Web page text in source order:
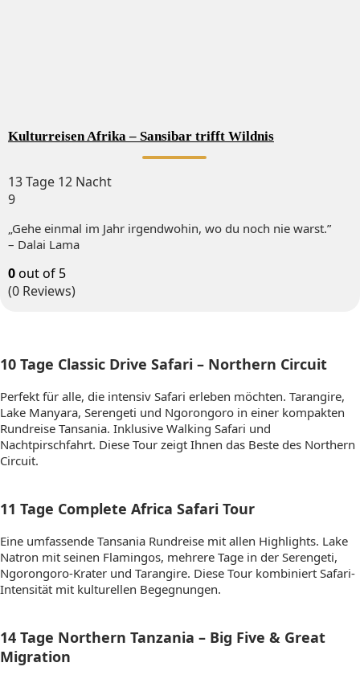
Kulturreisen Afrika – Sansibar trifft Wildnis
13 Tage 12 Nacht
9
„Gehe einmal im Jahr irgendwohin, wo du noch nie warst.”
– Dalai Lama
0out of 5
(0 Reviews)
10 Tage Classic Drive Safari – Northern Circuit
Perfekt für alle, die intensiv Safari erleben möchten. Tarangire,
Lake Manyara, Serengeti und Ngorongoro in einer kompakten
Rundreise Tansania. Inklusive Walking Safari und
Nachtpirschfahrt. Diese Tour zeigt Ihnen das Beste des Northern
Circuit.
11 Tage Complete Africa Safari Tour
Eine umfassende Tansania Rundreise mit allen Highlights. Lake
Natron mit seinen Flamingos, mehrere Tage in der Serengeti,
Ngorongoro-Krater und Tarangire. Diese Tour kombiniert Safari-
Intensität mit kulturellen Begegnungen.
14 Tage Northern Tanzania – Big Five & Great
Migration